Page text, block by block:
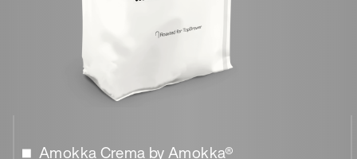
Amokka Crema by Amokka®